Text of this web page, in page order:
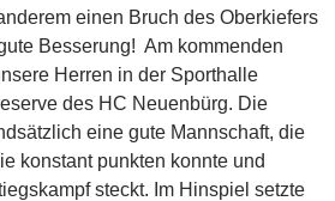
einen Bruch des Oberkiefers
Besserung! Am kommenden
Herren in der Sporthalle
des HC Neuenbürg. Die
eine gute Mannschaft, die
konstant punkten konnte und
steckt. Im Hinspiel setzte